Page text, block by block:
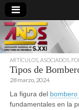
ARTÍCULOS ASOCIADOS
Tipos de
28 marzo, 2024
La figura del
fundamentales en la